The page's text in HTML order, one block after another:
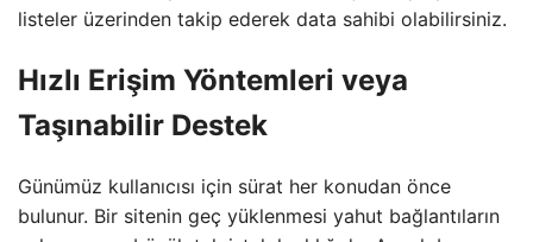
listeler üzerinden takip ederek data sahibi olabilirsiniz.
Hızlı Erişim Yöntemleri veya
Taşınabilir Destek
Günümüz kullanıcısı için sürat her konudan önce
bulunur. Bir sitenin geç yüklenmesi yahut bağlantıların